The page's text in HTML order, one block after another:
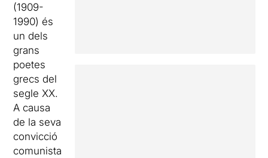
(1909-
1990) és
un dels
grans
poetes
grecs del
segle XX.
A causa
de la seva
convicció
comunista